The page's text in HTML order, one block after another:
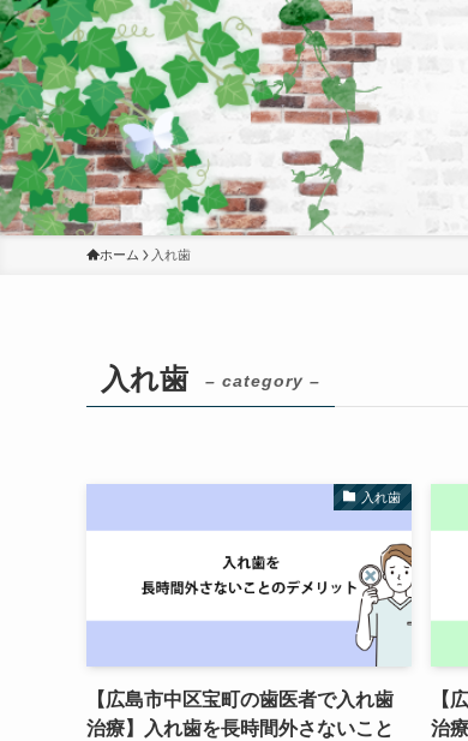
ホーム 入れ歯
入れ歯 – category –
入れ歯
【広島市中区宝町の歯医者で入れ歯
治療】入れ歯を長時間外さないこと
【
治